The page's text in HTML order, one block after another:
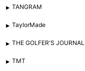
TANGRAM
TaylorMade
THE GOLFER'S JOURNAL
TMT